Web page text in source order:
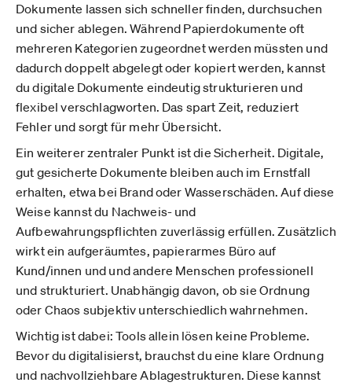
Dokumente lassen sich schneller finden, durchsuchen
und sicher ablegen. Während Papierdokumente oft
mehreren Kategorien zugeordnet werden müssten und
dadurch doppelt abgelegt oder kopiert werden, kannst
du digitale Dokumente eindeutig strukturieren und
flexibel verschlagworten. Das spart Zeit, reduziert
Fehler und sorgt für mehr Übersicht.
Ein weiterer zentraler Punkt ist die Sicherheit. Digitale,
gut gesicherte Dokumente bleiben auch im Ernstfall
erhalten, etwa bei Brand oder Wasserschäden. Auf diese
Weise kannst du Nachweis- und
Aufbewahrungspflichten zuverlässig erfüllen. Zusätzlich
wirkt ein aufgeräumtes, papierarmes Büro auf
Kund/innen und und andere Menschen professionell
und strukturiert. Unabhängig davon, ob sie Ordnung
oder Chaos subjektiv unterschiedlich wahrnehmen.
Wichtig ist dabei: Tools allein lösen keine Probleme.
Bevor du digitalisierst, brauchst du eine klare Ordnung
und nachvollziehbare Ablagestrukturen. Diese kannst